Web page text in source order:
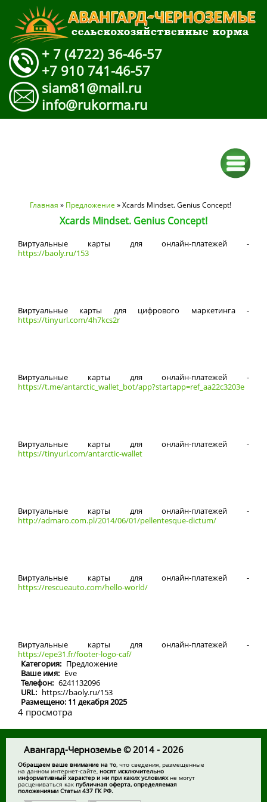
+ 7 (4722) 36-46-57
+7 910 741-46-57
siam81@mail.ru
info@rukorma.ru
Вы здесь
Главная » Предложение » Xcards Mindset. Genius Concept!
Xcards Mindset. Genius Concept!
Виртуальные карты для онлайн-платежей -
https://baoly.ru/153
Виртуальные карты для цифрового маркетинга -
https://tinyurl.com/4h7kcs2r
Виртуальные карты для онлайн-платежей -
https://t.me/antarctic_wallet_bot/app?startapp=ref_aa22c3203e
Виртуальные карты для онлайн-платежей -
https://tinyurl.com/antarctic-wallet
Виртуальные карты для онлайн-платежей -
http://admaro.com.pl/2014/06/01/pellentesque-dictum/
Виртуальные карты для онлайн-платежей -
https://rescueauto.com/hello-world/
Виртуальные карты для онлайн-платежей -
https://epe31.fr/footer-logo-caf/
Категория: Предложение
Ваше имя: Eve
Телефон: 6241132096
URL: https://baoly.ru/153
Размещено: 11 декабря 2025
4 просмотра
Авангард-Черноземье © 2014 - 2026
Обращаем ваше внимание на то , что сведения, размещенные
на данном интернет-сайте, носят исключительно
информативный характер и ни при каких условияхне могут
расцениваться какпубличная оферта, определяемая
положениями Статьи 437 ГК РФ.